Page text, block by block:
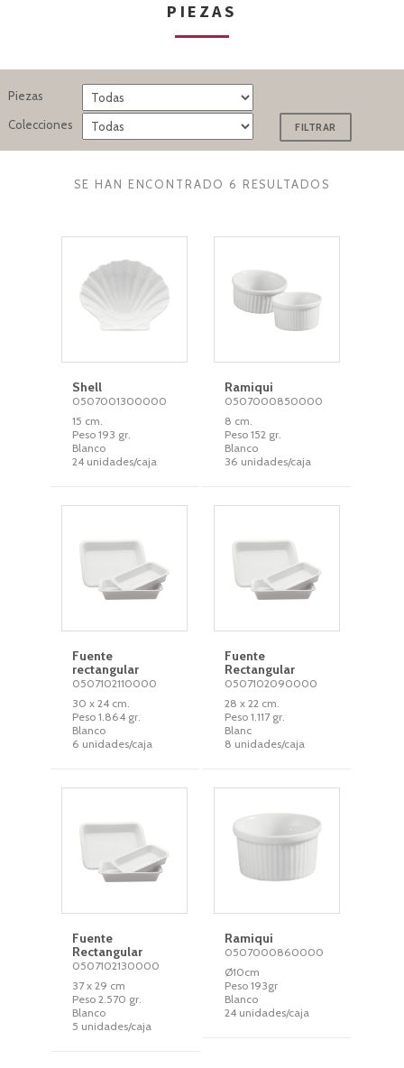
PIEZAS
Piezas
Colecciones
SE HAN ENCONTRADO 6 RESULTADOS
Shell
0507001300000
15 cm.
Peso 193 gr.
Blanco
24 unidades/caja
Ramiqui
0507000850000
8 cm.
Peso 152 gr.
Blanco
36 unidades/caja
Fuente
rectangular
0507102110000
30 x 24 cm.
Peso 1.864 gr.
Blanco
6 unidades/caja
Fuente
Rectangular
0507102090000
28 x 22 cm.
Peso 1.117 gr.
Blanc
8 unidades/caja
Fuente
Rectangular
0507102130000
37 x 29 cm
Peso 2.570 gr.
Blanco
5 unidades/caja
Ramiqui
0507000860000
Ø10cm
Peso 193gr
Blanco
24 unidades/caja